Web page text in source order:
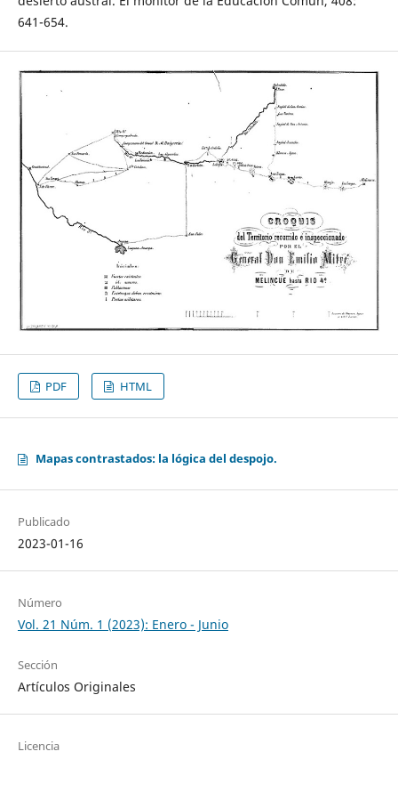
641-654.
PDF HTML
Mapas contrastados: la lógica del despojo.
Publicado
2023-01-16
Número
Vol. 21 Núm. 1 (2023): Enero - Junio
Sección
Artículos Originales
Licencia